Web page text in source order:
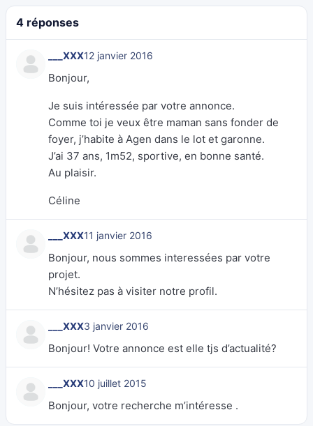
4 réponses
___XXX12 janvier 2016
Bonjour,
Je suis intéressée par votre annonce.
Comme toi je veux être maman sans fonder de
foyer, j’habite à Agen dans le lot et garonne.
J’ai 37 ans, 1m52, sportive, en bonne santé.
Au plaisir.
Céline
___XXX11 janvier 2016
Bonjour, nous sommes interessées par votre
projet.
N’hésitez pas à visiter notre profil.
___XXX3 janvier 2016
Bonjour! Votre annonce est elle tjs d’actualité?
___XXX10 juillet 2015
Bonjour, votre recherche m’intéresse .